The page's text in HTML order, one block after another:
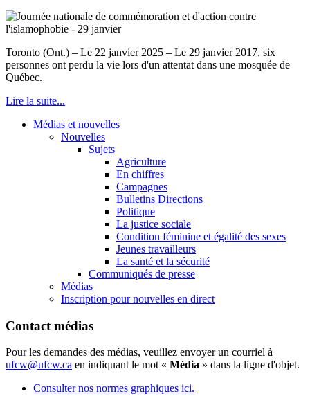
Toronto (Ont.) – Le 22 janvier 2025 – Le 29 janvier 2017, six
personnes ont perdu la vie lors d'un attentat dans une mosquée de
Québec.
Lire la suite...
Médias et nouvelles
Nouvelles
Sujets
Agriculture
En chiffres
Campagnes
Bulletins Directions
Politique
La justice sociale
Condition féminine et égalité des sexes
Jeunes travailleurs
La santé et la sécurité
Communiqués de presse
Médias
Inscription pour nouvelles en direct
Contact médias
Pour les demandes des médias, veuillez envoyer un courriel à
ufcw@ufcw.ca en indiquant le mot « Média » dans la ligne d'objet.
Consulter nos normes graphiques ici.